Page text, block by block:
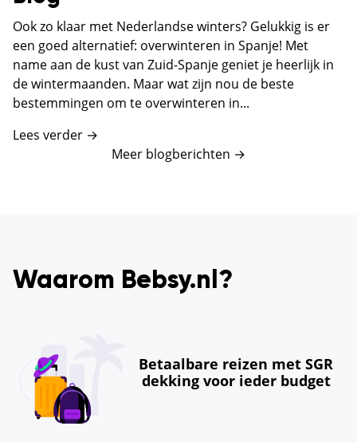
Ook zo klaar met Nederlandse winters? Gelukkig is er
een goed alternatief: overwinteren in Spanje! Met
name aan de kust van Zuid-Spanje geniet je heerlijk in
de wintermaanden. Maar wat zijn nou de beste
bestemmingen om te overwinteren in...
Lees verder →
Meer blogberichten →
Waarom Bebsy.nl?
Betaalbare reizen met SGR
dekking voor ieder budget